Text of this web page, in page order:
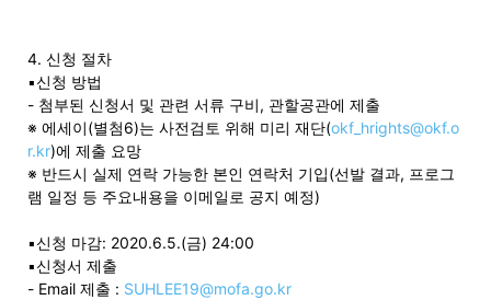
4. 신청 절차
▪신청 방법
- 첨부된 신청서 및 관련 서류 구비, 관할공관에 제출
※ 에세이(별첨6)는 사전검토 위해 미리 재단(okf_hrights@okf.o
r.kr)에 제출 요망
※ 반드시 실제 연락 가능한 본인 연락처 기입(선발 결과, 프로그
램 일정 등 주요내용을 이메일로 공지 예정)
▪신청 마감: 2020.6.5.(금) 24:00
▪신청서 제출
- Email 제출 : SUHLEE19@mofa.go.kr